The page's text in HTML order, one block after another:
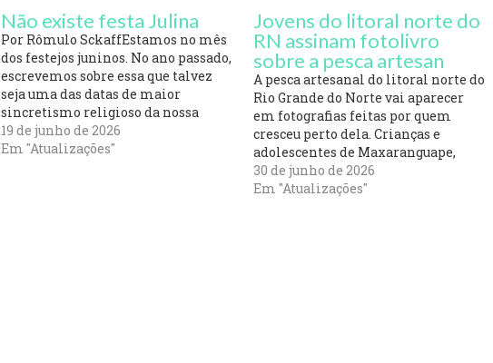
Não existe festa Julina
Por Rômulo SckaffEstamos no mês
dos festejos juninos. No ano passado,
escrevemos sobre essa que talvez
seja uma das datas de maior
sincretismo religioso da nossa
cultura: uma Deusa, um Santo
Festeiro e uma Tradição Ancestral.
19 de junho de 2026
Em "Atualizações"
Jovens do litoral norte do
RN assinam fotolivro
sobre a pesca artesan
A pesca artesanal do litoral norte do
Rio Grande do Norte vai aparecer
em fotografias feitas por quem
cresceu perto dela. Crianças e
adolescentes de Maxaranguape,
Touros e Rio do Fogo participaram
de oficinas em escolas públicas e
30 de junho de 2026
Em "Atualizações"